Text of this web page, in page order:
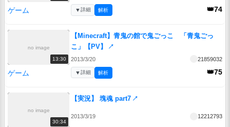
ゲーム 👑74
▼詳細 解析
no image
13:30
【Minecraft】青鬼の館で鬼ごっこ 「青鬼ごっ
こ」【PV】
↗
2013/3/20 21859032
ゲーム 👑75
▼詳細 解析
no image
30:34
【実況】 塊魂 part7 ↗
2013/3/19 12212793